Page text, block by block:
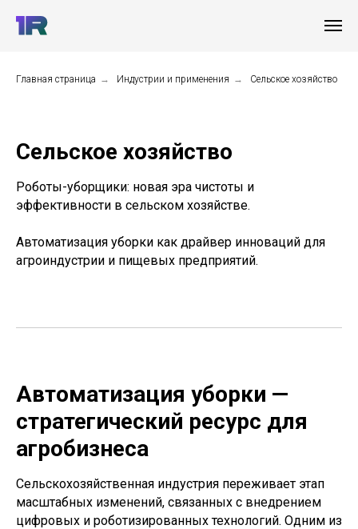
Главная страница → Индустрии и применения → Сельское хозяйство
Сельское хозяйство
Роботы-уборщики: новая эра чистоты и
эффективности в сельском хозяйстве.
Автоматизация уборки как драйвер инноваций для
агроиндустрии и пищевых предприятий.
Автоматизация уборки —
стратегический ресурс для
агробизнеса
Сельскохозяйственная индустрия переживает этап
масштабных изменений, связанных с внедрением
цифровых и роботизированных технологий. Одним из